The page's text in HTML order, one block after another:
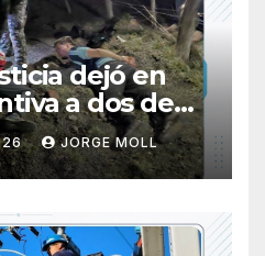
dejó en
a dos de
un dron
ovinos
JORGE MOLL